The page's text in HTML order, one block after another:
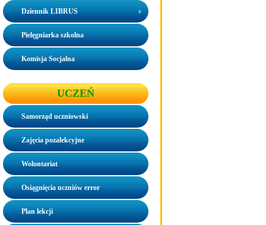
Dziennik LIBRUS
Pielęgniarka szkolna
Komisja Socjalna
UCZEŃ
Samorząd uczniowski
Zajęcia pozalekcyjne
Wolontariat
Osiągnięcia uczniów error
Plan lekcji